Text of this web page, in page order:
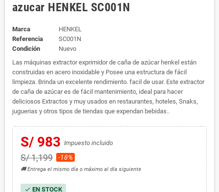
azucar HENKEL SC001N
Marca
HENKEL
Referencia
SC001N
Condición
Nuevo
Las máquinas extractor exprimidor de caña de azúcar henkel están
construidas en acero inoxidable y Posee una estructura de fácil
limpieza. Brinda un excelente rendimiento. facil de usar. Este extractor
de caña de azúcar es de fácil mantenimiento, ideal para hacer
deliciosos Extractos y muy usados en restaurantes, hoteles, Snaks,
juguerias y otros tipos de tiendas que expendan bebidas..
S/ 983 Impuesto incluido
S/ 1,199 -18%
🚚 Entrega el mismo día o máximo al día siguiente
check EN STOCK